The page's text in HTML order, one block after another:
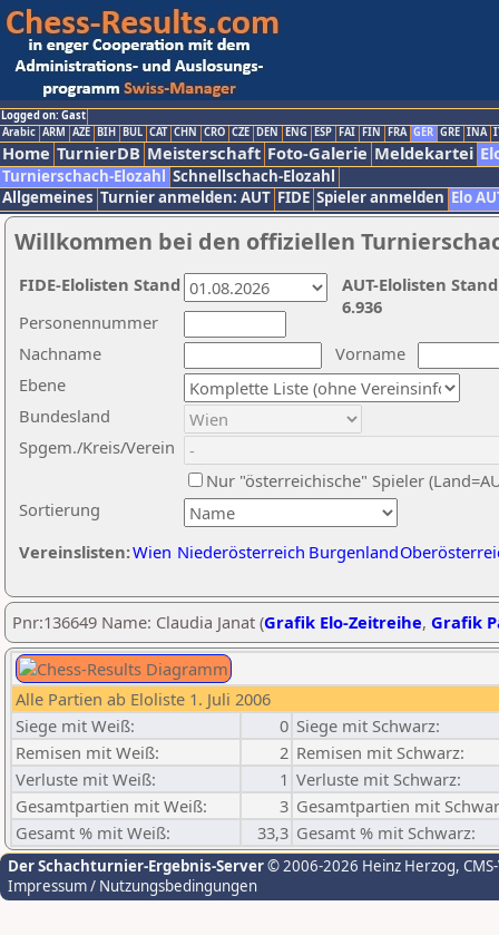
Logged on: Gast
Arabic ARM AZE BIH BUL CAT CHN CRO CZE DEN ENG ESP FAI FIN FRA GER GRE INA
Home TurnierDB Meisterschaft Foto-Galerie Meldekartei
Turnierschach-Elozahl Schnellschach-Elozahl
Allgemeines Turnier anmelden: AUT FIDE Spieler anmelden Elo
Willkommen bei den offiziellen
Nachname
Vorname
Ebene
Sortierung
Personennummer
Bundesland
Spgem./Kreis/Verein
Nur "österreichische" Spieler
Vereinslisten:Wien Niederösterreich Burgenland
AUT-Elolisten
6.936
FIDE-Elolisten Stand
Pnr:136649 Name: Claudia Janat (Grafik Elo-Zeitreihe, Grafik
Alle Partien ab Eloliste 1. Juli 2006
Siege mit Weiß:
0 Siege mit Schwarz:
Remisen mit Weiß:
2 Remisen mit Schwarz:
Verluste mit Weiß:
1 Verluste mit Schwarz:
Gesamtpartien mit Weiß:
3 Gesamtpartien mit
Gesamt % mit Weiß:
33,3 Gesamt % mit Schwarz:
Der Schachturnier-Ergebnis-Server© 2006-2026 Heinz Herzog,
Impressum / Nutzungsbedingungen